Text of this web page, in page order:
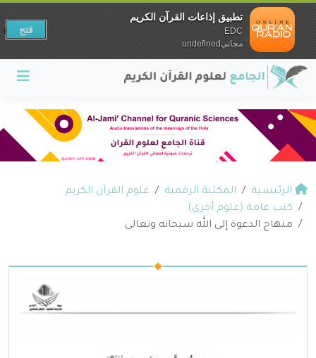
الرئيسية المكتبة الرقمية
علوم القرآن الكريم
كتب عامة (علوم أخرى)
منهاج الدعوة إلى الله سبحانه وتعالى
تطبيق إذاعات القرآن الكريم
EDC
مجانيundefined
فتح